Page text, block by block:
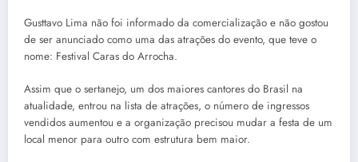
Gusttavo Lima não foi informado da comercialização e não gostou
de ser anunciado como uma das atrações do evento, que teve o
nome: Festival Caras do Arrocha.
Assim que o sertanejo, um dos maiores cantores do Brasil na
atualidade, entrou na lista de atrações, o número de ingressos
vendidos aumentou e a organização precisou mudar a festa de um
local menor para outro com estrutura bem maior.